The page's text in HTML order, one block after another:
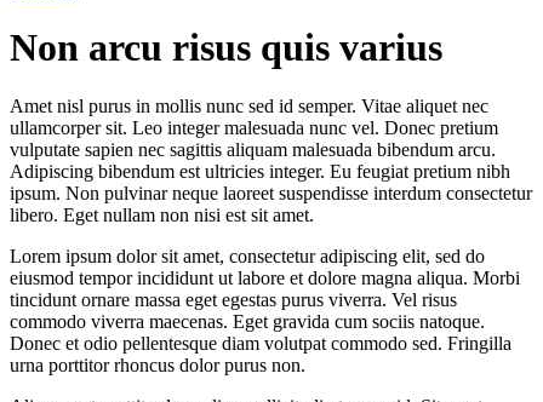
Non arcu risus quis varius
Amet nisl purus in mollis nunc sed id semper. Vitae aliquet nec
ullamcorper sit. Leo integer malesuada nunc vel. Donec pretium
vulputate sapien nec sagittis aliquam malesuada bibendum arcu.
Adipiscing bibendum est ultricies integer. Eu feugiat pretium nibh
ipsum. Non pulvinar neque laoreet suspendisse interdum consectetur
libero. Eget nullam non nisi est sit amet.
Lorem ipsum dolor sit amet, consectetur adipiscing elit, sed do
eiusmod tempor incididunt ut labore et dolore magna aliqua. Morbi
tincidunt ornare massa eget egestas purus viverra. Vel risus
commodo viverra maecenas. Eget gravida cum sociis natoque.
Donec et odio pellentesque diam volutpat commodo sed. Fringilla
urna porttitor rhoncus dolor purus non.